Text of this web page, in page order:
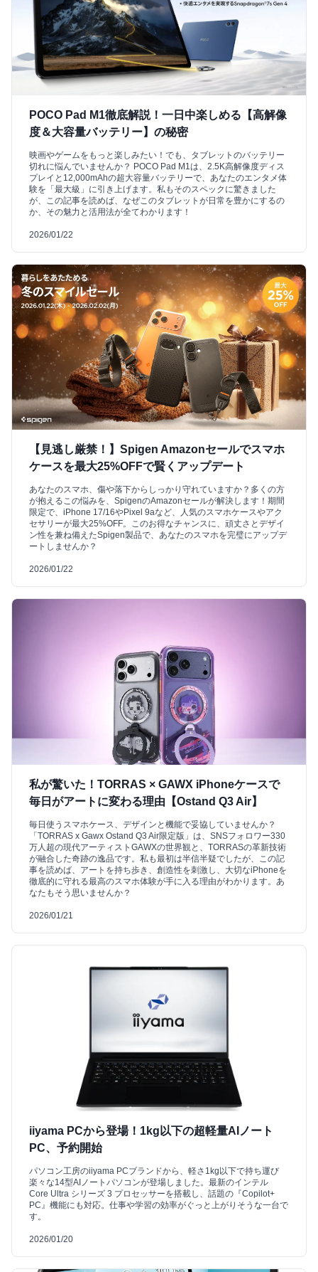
POCO Pad M1徹底解説！一日中楽しめる【高解像
度＆大容量バッテリー】の秘密
映画やゲームをもっと楽しみたい！でも、タブレットのバッテリー
切れに悩んでいませんか？ POCO Pad M1は、2.5K高解像度ディス
プレイと12,000mAhの超大容量バッテリーで、あなたのエンタメ体
験を「最大級」に引き上げます。私もそのスペックに驚きました
が、この記事を読めば、なぜこのタブレットが日常を豊かにするの
か、その魅力と活用法が全てわかります！
2026/01/22
【見逃し厳禁！】Spigen Amazonセールでスマホ
ケースを最大25%OFFで賢くアップデート
あなたのスマホ、傷や落下からしっかり守れていますか？多くの方
が抱えるこの悩みを、SpigenのAmazonセールが解決します！期間
限定で、iPhone 17/16やPixel 9aなど、人気のスマホケースやアク
セサリーが最大25%OFF。このお得なチャンスに、頑丈さとデザイ
ン性を兼ね備えたSpigen製品で、あなたのスマホを完璧にアップデ
ートしませんか？
2026/01/22
私が驚いた！TORRAS × GAWX iPhoneケースで
毎日がアートに変わる理由【Ostand Q3 Air】
毎日使うスマホケース、デザインと機能で妥協していませんか？
「TORRAS x Gawx Ostand Q3 Air限定版」は、SNSフォロワー330
万人超の現代アーティストGAWXの世界観と、TORRASの革新技術
が融合した奇跡の逸品です。私も最初は半信半疑でしたが、この記
事を読めば、アートを持ち歩き、創造性を刺激し、大切なiPhoneを
徹底的に守れる最高のスマホ体験が手に入る理由がわかります。あ
なたもそう思いませんか？
2026/01/21
iiyama PCから登場！1kg以下の超軽量AIノート
PC、予約開始
パソコン工房のiiyama PCブランドから、軽さ1kg以下で持ち運び
楽々な14型AIノートパソコンが登場しました。最新のインテル
Core Ultra シリーズ 3 プロセッサーを搭載し、話題の『Copilot+
PC』機能にも対応。仕事や学習の効率がぐっと上がりそうな一台で
す。
2026/01/20